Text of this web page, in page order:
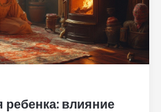
ребенка: влияние